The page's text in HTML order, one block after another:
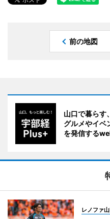
前の地図
山口で暮らす
グルメやイベ
を発信する
レノファ